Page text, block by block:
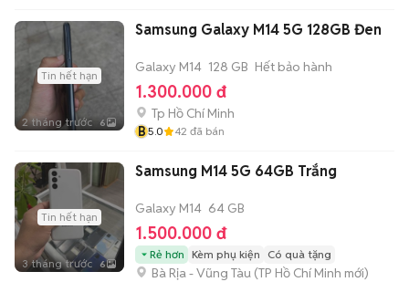
Tin hết hạn
2 tháng trước 6
Samsung Galaxy M14 5G 128GB Đen
Galaxy M14 128 GB Hết bảo hành
1.300.000 đ
Tp Hồ Chí Minh
B5.0 42 đã bán
Tin hết hạn
3 tháng trước 6
Samsung M14 5G 64GB Trắng
Galaxy M14 64 GB
1.500.000 đ
Rẻ hơn Kèm phụ kiện Có quà tặng
Bà Rịa - Vũng Tàu (TP Hồ Chí Minh mới)